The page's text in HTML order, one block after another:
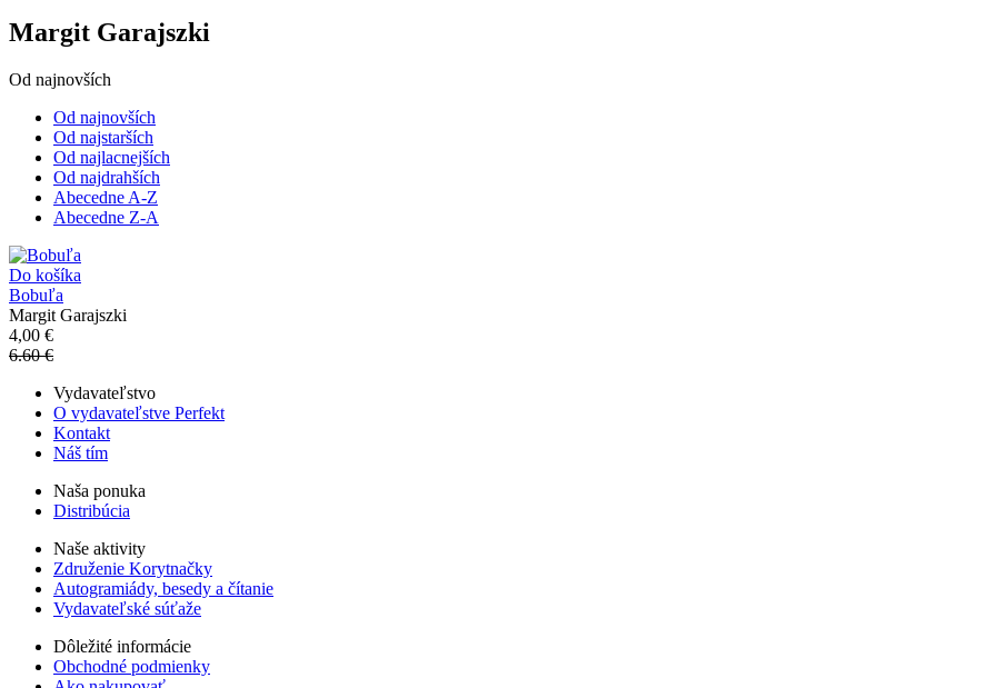
Margit Garajszki
Od najnovších
Od najnovších
Od najstarších
Od najlacnejších
Od najdrahších
Abecedne A-Z
Abecedne Z-A
Do košíka
Bobuľa
Margit Garajszki
4,00 €
6.60 €
Vydavateľstvo
O vydavateľstve Perfekt
Kontakt
Náš tím
Naša ponuka
Distribúcia
Naše aktivity
Združenie Korytnačky
Autogramiády, besedy a čítanie
Vydavateľské súťaže
Dôležité informácie
Obchodné podmienky